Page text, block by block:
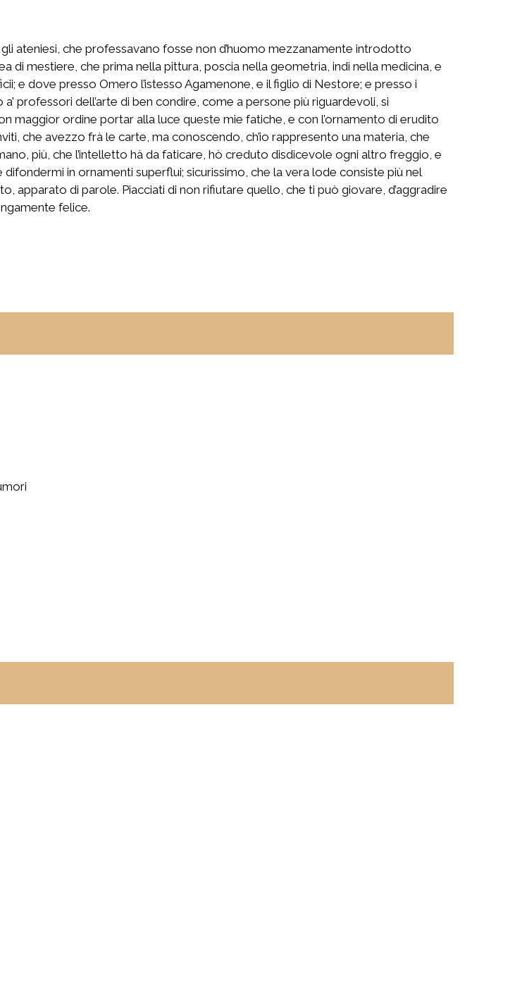
ateniesi, che professavano fosse non d’huomo mezzanamente introdotto
di mestiere, che prima nella pittura, poscia nella geometria, indi nella medicina, e
e dove presso Omero l’istesso Agamenone, e il figlio di Nestore; e presso i
professori dell’arte di ben condire, come a persone più riguardevoli, si
ordine portar alla luce queste mie fatiche, e con l’ornamento di erudito
che avezzo frà le carte, ma conoscendo, ch’io rappresento una materia, che
più, che l’intelletto hà da faticare, hò creduto disdicevole ogni altro freggio, e
in ornamenti superflui; sicurissimo, che la vera lode consiste più nel
apparato di parole. Piacciati di non rifiutare quello, che ti può giovare, d’aggradire
felice.